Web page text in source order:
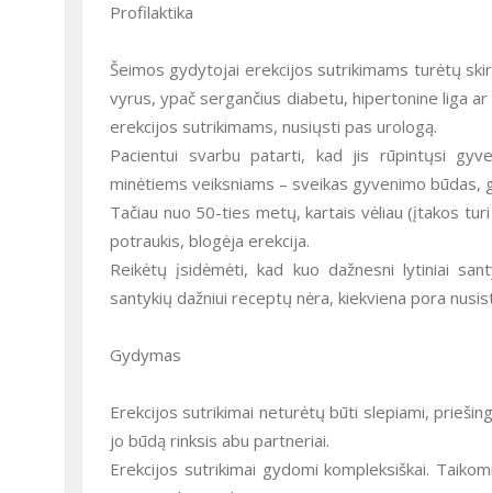
Profilaktika
Šeimos gydytojai erekcijos sutrikimams turėtų
vyrus, ypač sergančius diabetu, hipertonine liga
erekcijos sutrikimams, nusiųsti pas urologą.
Pacientui svarbu patarti, kad jis rūpintųsi
minėtiems veiksniams – sveikas gyvenimo būdas,
Tačiau nuo 50-ties metų, kartais vėliau (įtakos
potraukis, blogėja erekcija.
Reikėtų įsidėmėti, kad kuo dažnesni lytiniai
santykių dažniui receptų nėra, kiekviena pora
Gydymas
Erekcijos sutrikimai neturėtų būti slepiami,
jo būdą rinksis abu partneriai.
Erekcijos sutrikimai gydomi kompleksiškai.